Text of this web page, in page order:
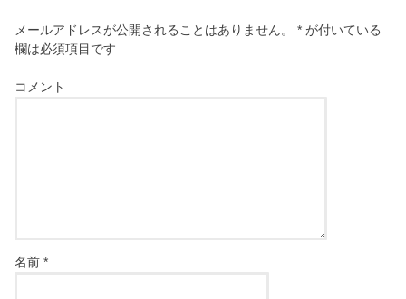
メールアドレスが公開されることはありません。 * が付いている
欄は必須項目です
コメント
名前*